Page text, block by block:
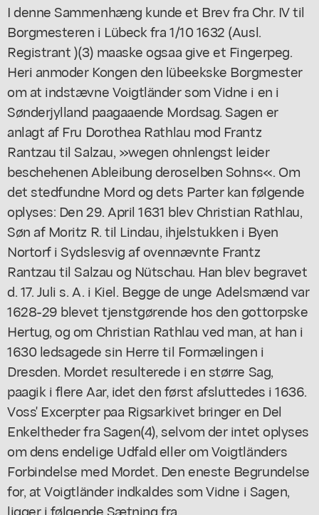
I denne Sammenhæng kunde et Brev fra Chr. IV til
Borgmesteren i Lübeck fra 1/10 1632 (Ausl.
Registrant )(3) maaske ogsaa give et Fingerpeg.
Heri anmoder Kongen den lübeekske Borgmester
om at indstævne Voigtländer som Vidne i en i
Sønderjylland paagaaende Mordsag. Sagen er
anlagt af Fru Dorothea Rathlau mod Frantz
Rantzau til Salzau, »wegen ohnlengst leider
beschehenen Ableibung deroselben Sohns«. Om
det stedfundne Mord og dets Parter kan følgende
oplyses: Den 29. April 1631 blev Christian Rathlau,
Søn af Moritz R. til Lindau, ihjelstukken i Byen
Nortorf i Sydslesvig af ovennævnte Frantz
Rantzau til Salzau og Nütschau. Han blev begravet
d. 17. Juli s. A. i Kiel. Begge de unge Adelsmænd var
1628-29 blevet tjenstgørende hos den gottorpske
Hertug, og om Christian Rathlau ved man, at han i
1630 ledsagede sin Herre til Formælingen i
Dresden. Mordet resulterede i en større Sag,
paagik i flere Aar, idet den først afsluttedes i 1636.
Voss' Excerpter paa Rigsarkivet bringer en Del
Enkeltheder fra Sagen(4), selvom der intet oplyses
om dens endelige Udfald eller om Voigtländers
Forbindelse med Mordet. Den eneste Begrundelse
for, at Voigtländer indkaldes som Vidne i Sagen,
ligger i følgende Sætning fra